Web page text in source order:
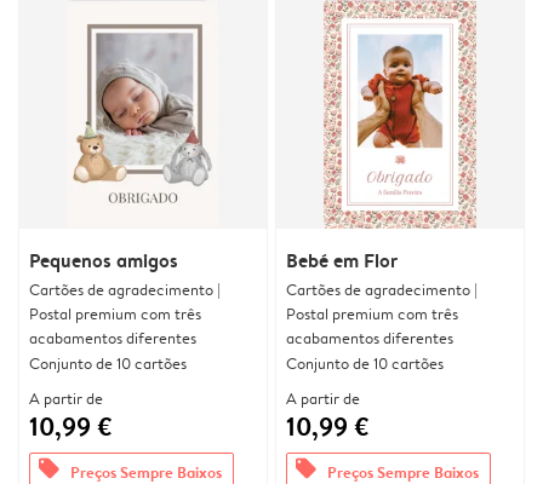
Pequenos amigos
Cartões de agradecimento |
Postal premium com três
acabamentos diferentes
Conjunto de 10 cartões
A partir de
10,99 €
offers Preços Sempre Baixos
Bebé em Flor
Cartões de agradecimento |
Postal premium com três
acabamentos diferentes
Conjunto de 10 cartões
A partir de
10,99 €
offers Preços Sempre Baixos